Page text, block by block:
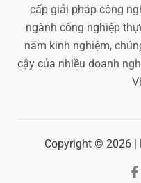
cấp giải pháp công
ngành công nghiệp
năm kinh nghiệm,
cậy của nhiều doanh
Copyright © 2026 |